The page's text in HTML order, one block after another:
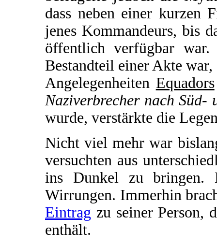
dass neben einer kurzen
jenes Kommandeurs, bis
öffentlich verfügbar
Bestandteil einer Akte
Angelegenheiten Equadors
Naziverbrecher nach
wurde, verstärkte die
Nicht viel mehr war
versuchten aus
ins Dunkel zu bringen.
Wirrungen. Immerhin
Eintrag zu seiner Person,
enthält.